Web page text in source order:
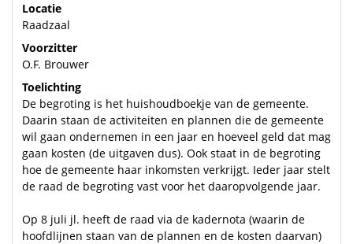
Locatie
Raadzaal
Voorzitter
O.F. Brouwer
Toelichting
De begroting is het huishoudboekje van de gemeente.
Daarin staan de activiteiten en plannen die de gemeente
wil gaan ondernemen in een jaar en hoeveel geld dat mag
gaan kosten (de uitgaven dus). Ook staat in de begroting
hoe de gemeente haar inkomsten verkrijgt. Ieder jaar stelt
de raad de begroting vast voor het daaropvolgende jaar.
Op 8 juli jl. heeft de raad via de kadernota (waarin de
hoofdlijnen staan van de plannen en de kosten daarvan)